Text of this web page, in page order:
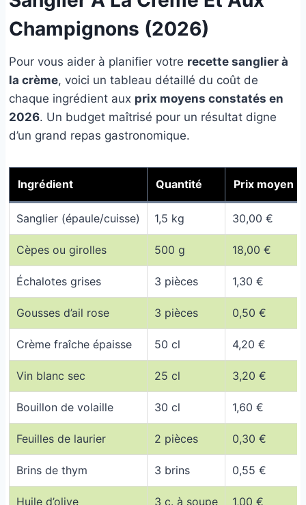
Champignons (2026)
Pour vous aider à planifier votre recette sanglier à
la crème, voici un tableau détaillé du coût de
chaque ingrédient aux prix moyens constatés en
2026. Un budget maîtrisé pour un résultat digne
d’un grand repas gastronomique.
Ingrédient Quantité Prix moyen
Sanglier (épaule/cuisse) 1,5 kg 30,00 €
Cèpes ou girolles 500 g 18,00 €
Échalotes grises 3 pièces 1,30 €
Gousses d’ail rose 3 pièces 0,50 €
Crème fraîche épaisse 50 cl 4,20 €
Vin blanc sec 25 cl 3,20 €
Bouillon de volaille 30 cl 1,60 €
Feuilles de laurier 2 pièces 0,30 €
Brins de thym 3 brins 0,55 €
Huile d’olive 3 c. à soupe 1,00 €